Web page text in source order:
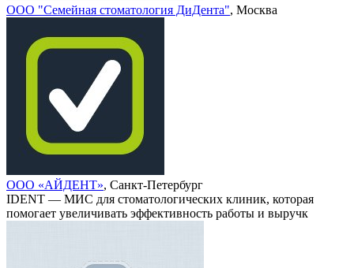
ООО "Семейная стоматология ДиДента", Москва
ООО «АЙДЕНТ», Санкт-Петербург
IDENT — МИС для стоматологических клиник, которая
помогает увеличивать эффективность работы и выручк